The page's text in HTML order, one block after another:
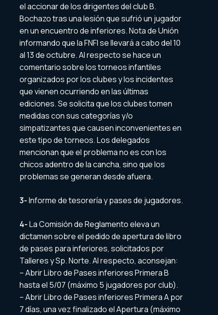
el accionar de los dirigentes del club B.
Bochazo tras una lesión que sufrió un jugador
en un encuentro de inferiores. Nota de Unión
informando que la FNFI se llevará a cabo del 10
al 13 de octubre. Al respecto se hace un
comentario sobre los torneos infantiles
organizados por los clubes y los incidentes
que vienen ocurriendo en las últimas
ediciones. Se solicita que los clubes tomen
medidas con sus categorías y/o
simpatizantes que causen inconvenientes en
este tipo de torneos. Los delegados
mencionan que el problema no es con los
chicos adentro de la cancha, sino que los
problemas se generan desde afuera.
3-Informe de tesorería y pases de jugadores.
4-La Comisión de Reglamento eleva un
dictamen sobre el pedido de apertura de libro
de pases para inferiores, solicitados por
Talleres y Sp. Norte. Al respecto, aconsejan:
– Abrir Libro de Pases inferiores Primera B
hasta el 5/07 (máximo 5 jugadores por club).
– Abrir Libro de Pases inferiores Primera A por
7 días, una vez finalizado el Apertura (máximo